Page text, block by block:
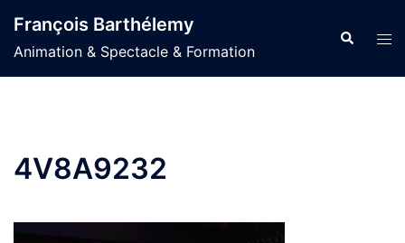
au
contenu
François Barthélemy
Animation & Spectacle & Formation
4V8A9232